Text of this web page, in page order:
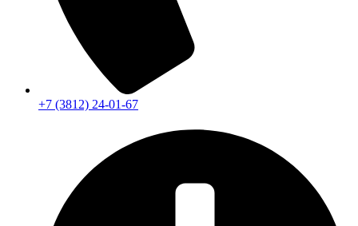
+7 (3812) 24-01-67